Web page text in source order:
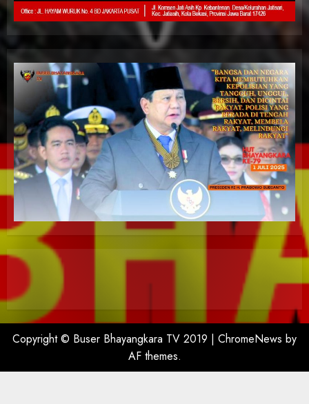
Copyright © Buser Bhayangkara TV 2019 | ChromeNews by
AF themes.